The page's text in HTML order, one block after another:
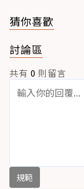
猜你喜歡
討論區
共有 0 則留言
規範